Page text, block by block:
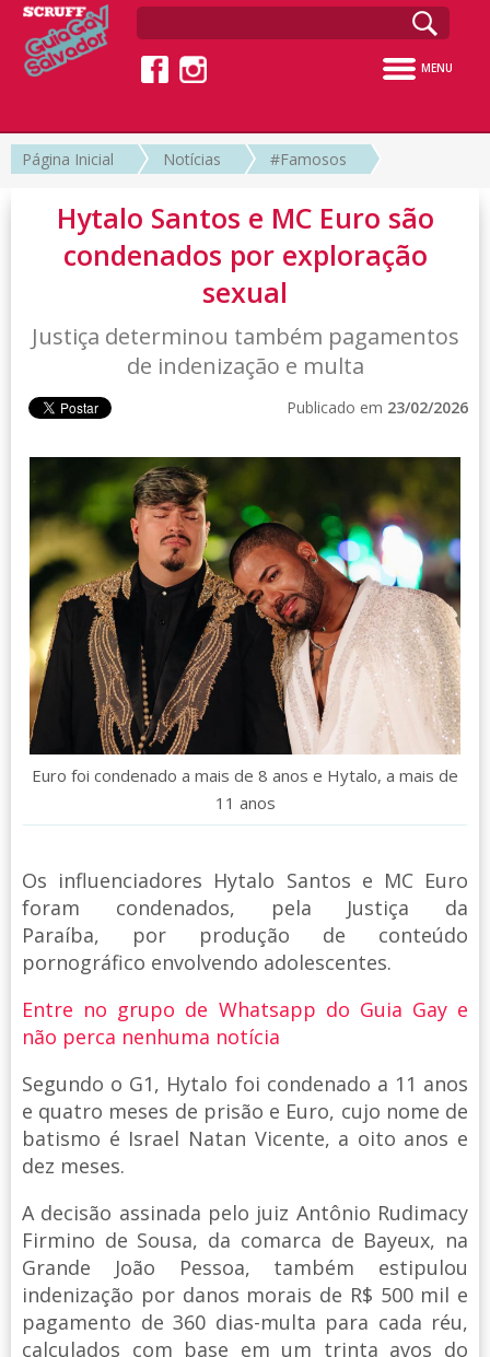
MENU
Página Inicial Notícias #Famosos
Hytalo Santos e MC Euro são
condenados por exploração
sexual
Justiça determinou também pagamentos
de indenização e multa
Publicado em 23/02/2026
Euro foi condenado a mais de 8 anos e Hytalo, a mais de
11 anos
Os influenciadores Hytalo Santos e MC Euro
foram condenados, pela Justiça da
Paraíba, por produção de conteúdo
pornográfico envolvendo adolescentes.
Entre no grupo de Whatsapp do Guia Gay e
não perca nenhuma notícia
Segundo o G1, Hytalo foi condenado a 11 anos
e quatro meses de prisão e Euro, cujo nome de
batismo é Israel Natan Vicente, a oito anos e
dez meses.
A decisão assinada pelo juiz Antônio Rudimacy
Firmino de Sousa, da comarca de Bayeux, na
Grande João Pessoa, também estipulou
indenização por danos morais de R$ 500 mil e
pagamento de 360 dias-multa para cada réu,
calculados com base em um trinta avos do